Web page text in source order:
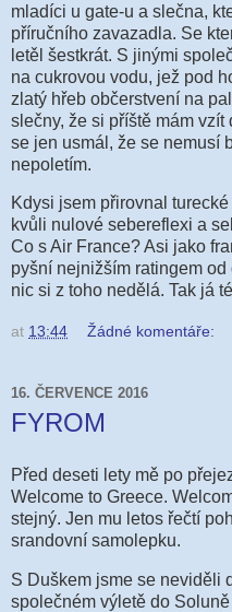
mladíci u gate-u a slečna,
příručního zavazadla. Se
letěl šestkrát. S jinými
na cukrovou vodu, jež pod
zlatý hřeb občerstvení na
slečny, že si příště mám
se jen usmál, že se nemusí
nepoletím.
Kdysi jsem přirovnal
kvůli nulové sebereflexi a
Co s Air France? Asi jako
pyšní nejnižším ratingem
nic si z toho nedělá. Tak já
at 13:44 Žádné komentáře:
16. ČERVENCE 2016
FYROM
Před deseti lety mě po
Welcome to Greece.
stejný. Jen mu letos řečtí
srandovní samolepku.
S Duškem jsme se neviděli
společném výletě do